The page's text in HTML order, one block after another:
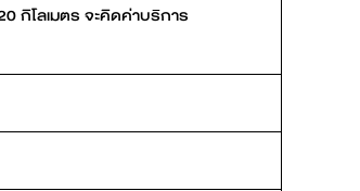
กิโลเมตร จะคิดค่าบริการ